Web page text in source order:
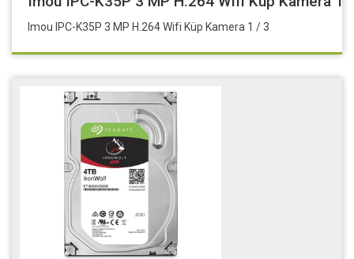
Imou IPC-K35P 3 MP H.264 Wifi Küp Kamera 1 / 3